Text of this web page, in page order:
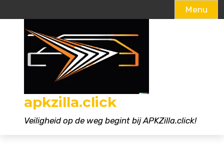
Menu
apkzilla.click
Veiligheid op de weg begint bij APKZilla.click!